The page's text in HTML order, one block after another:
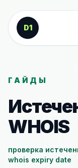
К содержанию
D1
ГАЙДЫ
WHOIS
проверка
whois expiry date